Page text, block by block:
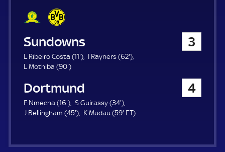
Mamelodi Sundowns 3
L Ribeiro Costa (11'1
m
n
u
) I Rayners (62'6
u
)
L Mothiba (90'9
.
i
n
e
)
Borussia Dortmund 4
F Nmecha (16'1
6
) S Guirassy (34'3
4
)
J Bellingham (45'4
) K Mudau (59' 5ETE
)